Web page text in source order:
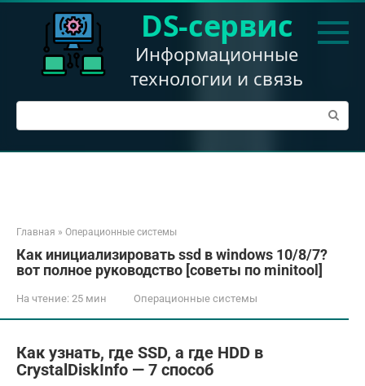
Перейти
DS-сервис
Информационные
технологии и связь
Поиск:
Главная » Операционные системы
Как инициализировать ssd в windows 10/8/7?
вот полное руководство [советы по minitool]
На чтение: 25 мин Операционные системы
Как узнать, где SSD, а где HDD в
CrystalDiskInfo — 7 способ